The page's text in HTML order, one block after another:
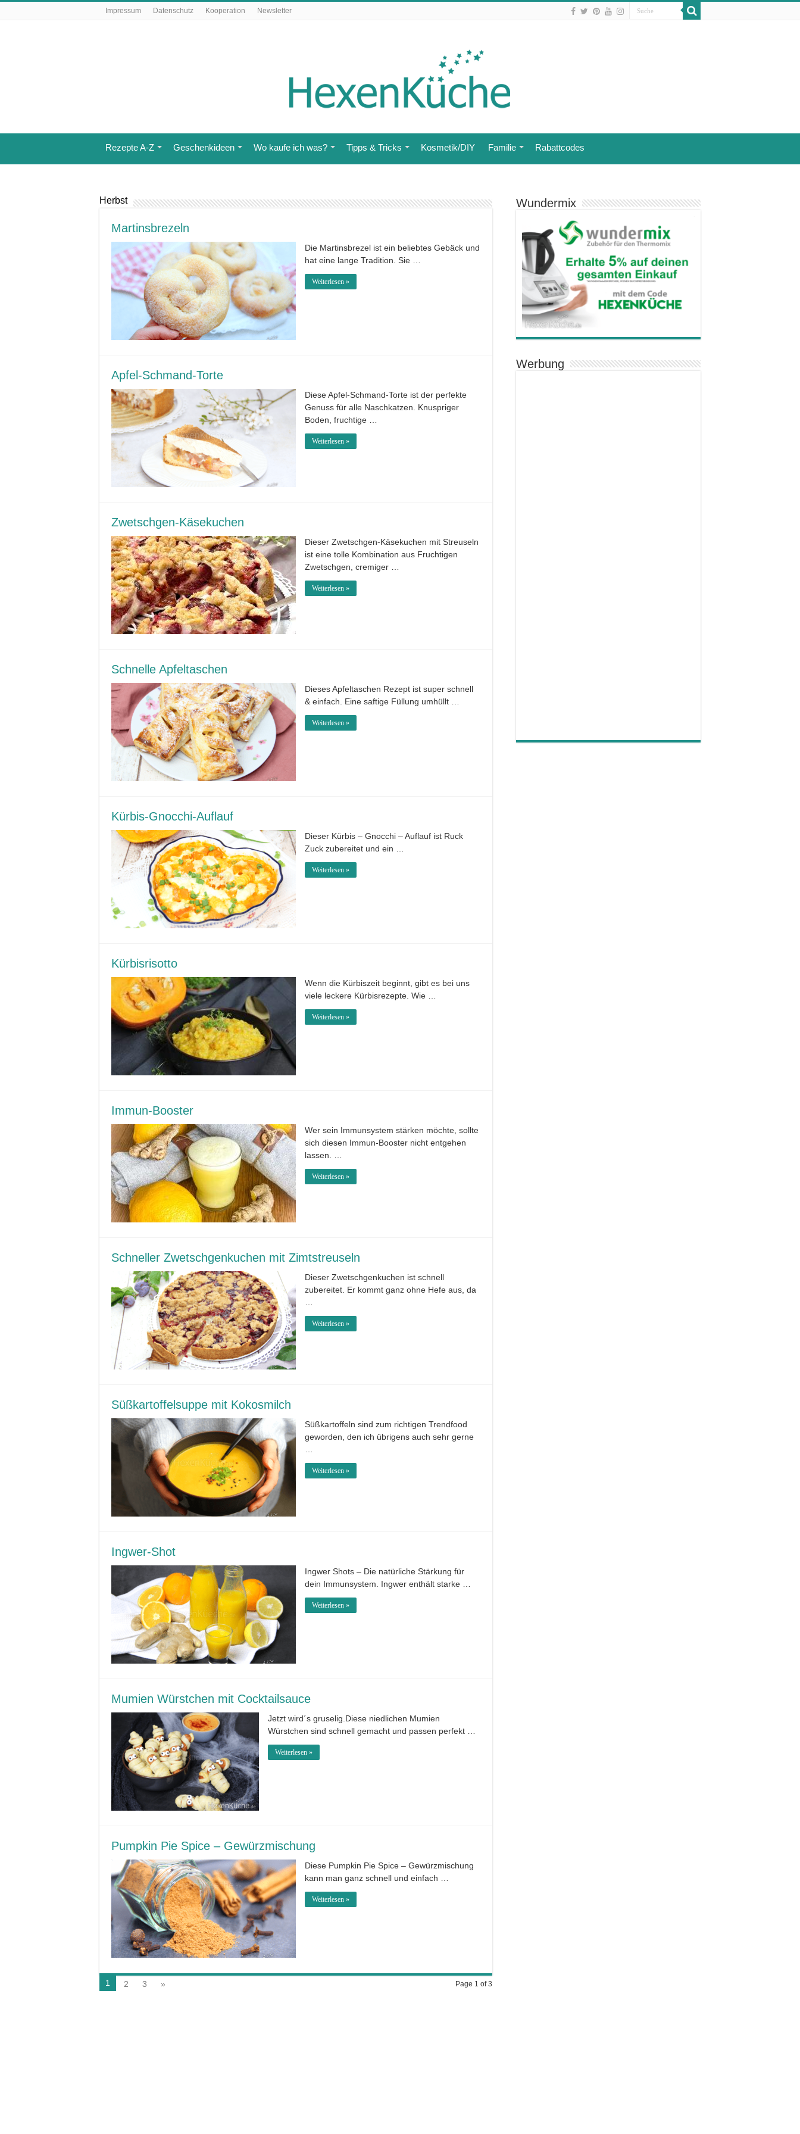
Impressum Datenschutz Kooperation Newsletter
Rezepte A-Z Geschenkideen Wo kaufe ich was? Tipps & Tricks Kosmetik/DIY Familie Rabattcodes
Herbst
Martinsbrezeln
Die Martinsbrezel ist ein beliebtes Gebäck und
hat eine lange Tradition. Sie …
Weiterlesen »
Apfel-Schmand-Torte
Diese Apfel-Schmand-Torte ist der perfekte
Genuss für alle Naschkatzen. Knuspriger
Boden, fruchtige …
Weiterlesen »
Zwetschgen-Käsekuchen
Dieser Zwetschgen-Käsekuchen mit Streuseln
ist eine tolle Kombination aus Fruchtigen
Zwetschgen, cremiger …
Weiterlesen »
Schnelle Apfeltaschen
Dieses Apfeltaschen Rezept ist super schnell
& einfach. Eine saftige Füllung umhüllt …
Weiterlesen »
Kürbis-Gnocchi-Auflauf
Dieser Kürbis – Gnocchi – Auflauf ist Ruck
Zuck zubereitet und ein …
Weiterlesen »
Kürbisrisotto
Wenn die Kürbiszeit beginnt, gibt es bei uns
viele leckere Kürbisrezepte. Wie …
Weiterlesen »
Immun-Booster
Wer sein Immunsystem stärken möchte, sollte
sich diesen Immun-Booster nicht entgehen
lassen. …
Weiterlesen »
Schneller Zwetschgenkuchen mit Zimtstreuseln
Dieser Zwetschgenkuchen ist schnell
zubereitet. Er kommt ganz ohne Hefe aus, da
Weiterlesen »
Süßkartoffelsuppe mit Kokosmilch
Süßkartoffeln sind zum richtigen Trendfood
geworden, den ich übrigens auch sehr gerne
Weiterlesen »
Ingwer-Shot
Ingwer Shots – Die natürliche Stärkung für
dein Immunsystem. Ingwer enthält starke …
Weiterlesen »
Mumien Würstchen mit Cocktailsauce
Jetzt wird´s gruselig.Diese niedlichen Mumien
Würstchen sind schnell gemacht und passen perfekt …
Weiterlesen »
Pumpkin Pie Spice – Gewürzmischung
Diese Pumpkin Pie Spice – Gewürzmischung
kann man ganz schnell und einfach …
Weiterlesen »
Page 1 of 3
1 2 3 »
Wundermix
Werbung